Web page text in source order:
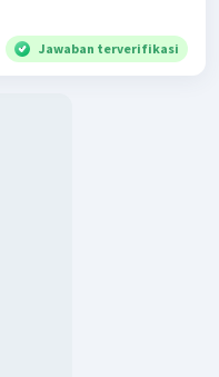
Jawaban terverifikasi